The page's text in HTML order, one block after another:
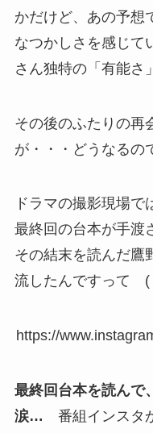
かだけど、あの予想
なつかしさを感じて
さん独特の「有能さ
その後のふたりの再
が・・・どうなるの
ドラマの撮影現場
最終回の台本が手渡
その結末を読んだ鷹
流したんですって (
https://
最終回台本を読んで
涙… 番組インスタ